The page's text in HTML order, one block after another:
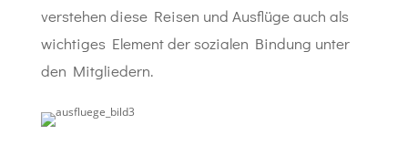
verstehen diese Reisen und Ausflüge auch als
wichtiges Element der sozialen Bindung unter
den Mitgliedern.